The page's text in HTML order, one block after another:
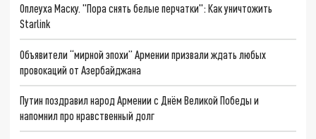
Оплеуха Маску. "Пора снять белые перчатки": Как уничтожить
Starlink
Объявители “мирной эпохи” Армении призвали ждать любых
провокаций от Азербайджана
Путин поздравил народ Армении с Днём Великой Победы и
напомнил про нравственный долг